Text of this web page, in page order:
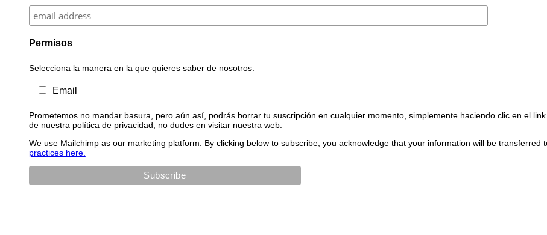
Permisos
Selecciona la manera en la que quieres saber de nosotros.
Email
Prometemos no mandar basura, pero aún así, podrás borrar tu suscripción en cualquier momento, simplemente haciendo clic en el
de nuestra política de privacidad, no dudes en visitar nuestra web.
We use Mailchimp as our marketing platform. By clicking below to subscribe, you acknowledge that your information will be transferred
practices here.